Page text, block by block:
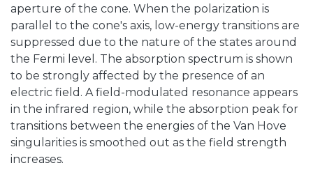
aperture of the cone. When the polarization is
parallel to the cone's axis, low-energy transitions are
suppressed due to the nature of the states around
the Fermi level. The absorption spectrum is shown
to be strongly affected by the presence of an
electric field. A field-modulated resonance appears
in the infrared region, while the absorption peak for
transitions between the energies of the Van Hove
singularities is smoothed out as the field strength
increases.